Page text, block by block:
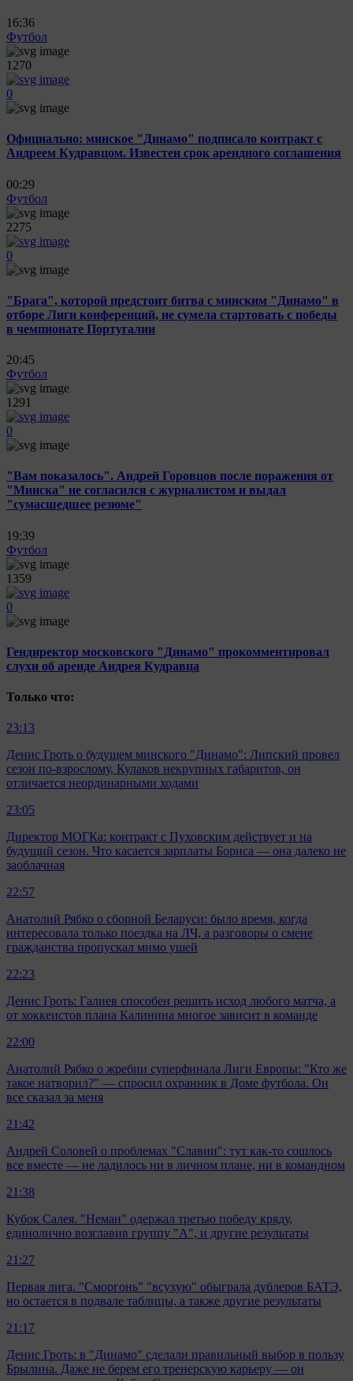
16:36
Футбол
1270
0
Официально: минское "Динамо" подписало контракт с
Андреем Кудравцом. Известен срок арендного соглашения
00:29
Футбол
2275
0
"Брага", которой предстоит битва с минским "Динамо" в
отборе Лиги конференций, не сумела стартовать с победы
в чемпионате Португалии
20:45
Футбол
1291
0
"Вам показалось". Андрей Горовцов после поражения от
"Минска" не согласился с журналистом и выдал
"сумасшедшее резюме"
19:39
Футбол
1359
0
Гендиректор московского "Динамо" прокомментировал
слухи об аренде Андрея Кудравца
Только что:
23:13
Денис Гроть о будущем минского "Динамо": Липский провел
сезон по-взрослому, Кулаков некрупных габаритов, он
отличается неординарными ходами
23:05
Директор МОГКа: контракт с Пуховским действует и на
будущий сезон. Что касается зарплаты Бориса — она далеко не
заоблачная
22:57
Анатолий Рябко о сборной Беларуси: было время, когда
интересовала только поездка на ЛЧ, а разговоры о смене
гражданства пропускал мимо ушей
22:23
Денис Гроть: Галиев способен решить исход любого матча, а
от хоккеистов плана Калинина многое зависит в команде
22:00
Анатолий Рябко о жребии суперфинала Лиги Европы: "Кто же
такое натворил?" — спросил охранник в Доме футбола. Он
все сказал за меня
21:42
Андрей Соловей о проблемах "Славии": тут как-то сошлось
все вместе — не ладилось ни в личном плане, ни в командном
21:38
Кубок Салея. "Неман" одержал третью победу кряду,
единолично возглавив группу "А", и другие результаты
21:27
Первая лига. "Сморгонь" "всухую" обыграла дублеров БАТЭ,
но остается в подвале таблицы, а также другие результаты
21:17
Денис Гроть: в "Динамо" сделали правильный выбор в пользу
Брылина. Даже не берем его тренерскую карьеру — он